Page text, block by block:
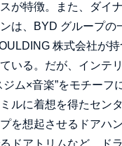
が特徴。また、ダイ
は、BYD グループの
株式会社が
いる。だが、インテ
ジム×音楽”をモチーフ
ルに着想を得たセン
を想起させるドアハ